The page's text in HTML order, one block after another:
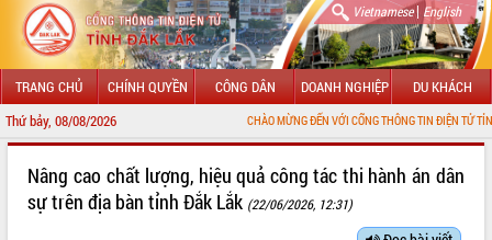
Vietnamese| English
TRANG CHỦ CHÍNH QUYỀN CÔNG DÂN DOANH NGHIỆP DU KHÁCH
Thứ bảy, 08/08/2026 CHÀO MỪNG ĐẾN VỚI CỔNG THÔNG TIN ĐIỆN TỬ TỈNH ĐẮK LẮK
LÃNH ĐẠO UBND TỈNH
Nâng cao chất lượng, hiệu quả công tác thi hành án dân
sự trên địa bàn tỉnh Đắk Lắk (22/06/2026, 12:31)